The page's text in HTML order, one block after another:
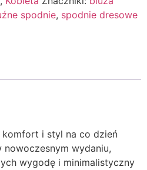
spodnie, spodnie dresowe
komfort i styl na co dzień
nowoczesnym wydaniu,
wygodę i minimalistyczny